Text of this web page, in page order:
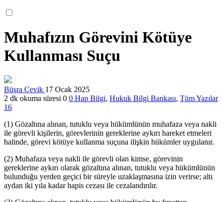
Muhafızın Görevini Kötüye
Kullanması Suçu
Büşra Çevik 17 Ocak 2025
2 dk okuma süresi 0 0 Hap Bilgi, Hukuk Bilgi Bankası, Tüm Yazılar
16
(1) Gözaltına alınan, tutuklu veya hükümlünün muhafaza veya nakli
ile görevli kişilerin, görevlerinin gereklerine aykırı hareket etmeleri
halinde, görevi kötüye kullanma suçuna ilişkin hükümler uygulanır.
(2) Muhafaza veya nakli ile görevli olan kimse, görevinin
gereklerine aykırı olarak gözaltına alınan, tutuklu veya hükümlünün
bulunduğu yerden geçici bir süreyle uzaklaşmasına izin verirse; altı
aydan iki yıla kadar hapis cezası ile cezalandırılır.